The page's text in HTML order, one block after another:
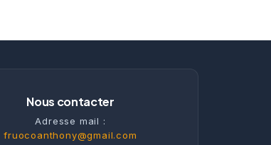
Nous contacter
Adresse mail :
fruocoanthony@gmail.com